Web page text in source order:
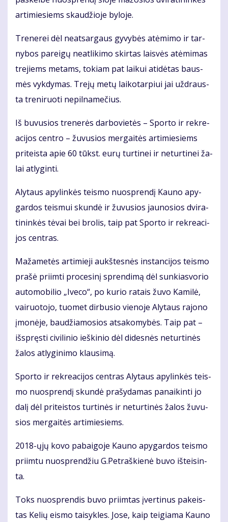
ar­ti­mie­siems skau­džio­je by­lo­je.
Tre­ne­rei dėl ne­at­sar­gaus gy­vy­bės at­ėmi­mo ir tar­
ny­bos pa­rei­gų ne­at­li­ki­mo skir­tas lais­vės at­ėmi­mas
tre­jiems me­tams, to­kiam pat lai­kui ati­dė­tas baus­
mės vyk­dy­mas. Tre­jų me­tų lai­ko­tar­piui jai už­draus­
ta tre­ni­ruo­ti ne­pil­na­me­čius.
Iš bu­vu­sios tre­ne­rės dar­bo­vie­tės – Spor­to ir rek­re­
a­ci­jos cen­tro – žu­vu­sios mer­gai­tės ar­ti­mie­siems
pri­teis­ta apie 60 tūkst. eu­rų tur­ti­nei ir ne­tur­ti­nei ža­
lai at­ly­gin­ti.
Aly­taus apy­lin­kės teis­mo nuosp­ren­dį Kau­no apy­
gar­dos teis­mui skun­dė ir žu­vu­sios jau­no­sios dvi­ra­
ti­nin­kės tė­vai bei bro­lis, taip pat Spor­to ir rek­re­a­ci­
jos cen­tras.
Ma­ža­me­tės ar­ti­mie­ji aukš­tes­nės ins­tan­ci­jos teis­mo
pra­šė pri­im­ti pro­ce­si­nį spren­di­mą dėl sun­kias­vo­rio
au­to­mo­bi­lio „Ive­co“, po ku­rio ra­tais žu­vo Ka­mi­lė,
vai­ruo­to­jo, tuo­met dir­bu­sio vie­no­je Aly­taus ra­jo­no
įmo­nė­je, bau­džia­mo­sios at­sa­ko­my­bės. Taip pat –
iš­spręs­ti ci­vi­li­nio ieš­ki­nio dėl di­des­nės ne­tur­ti­nės
ža­los at­ly­gi­ni­mo klau­si­mą.
Spor­to ir rek­re­a­ci­jos cen­tras Aly­taus apy­lin­kės teis­
mo nuosp­ren­dį skun­dė pra­šy­da­mas pa­nai­kin­ti jo
da­lį dėl pri­teis­tos tur­ti­nės ir ne­tur­ti­nės ža­los žu­vu­
sios mer­gai­tės ar­ti­mie­siems.
2018-ųjų ko­vo pa­bai­go­je Kau­no apy­gar­dos teis­mo
pri­im­tu nuosp­ren­džiu G.Pet­raš­kie­nė bu­vo iš­tei­sin­
ta.
Toks nuosp­ren­dis bu­vo pri­im­tas įver­ti­nus pa­keis­
tas Ke­lių eis­mo tai­syk­les. Jo­se, kaip tei­gia­ma Kau­no